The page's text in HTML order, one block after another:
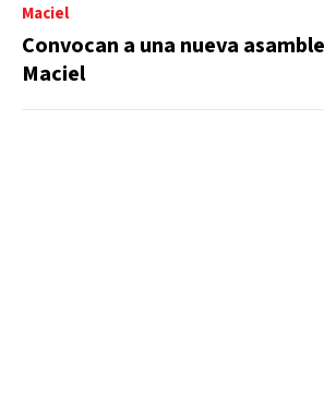
Maciel
Convocan a una nueva
Maciel